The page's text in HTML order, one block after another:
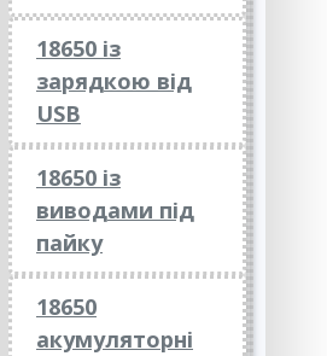
18650 із
зарядкою від
USB
18650 із
виводами під
пайку
18650
акумуляторні